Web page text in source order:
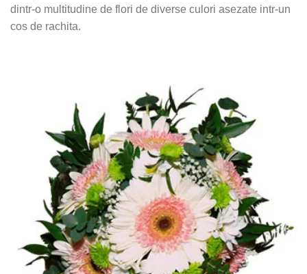
dintr-o multitudine de flori de diverse culori asezate intr-un
cos de rachita.